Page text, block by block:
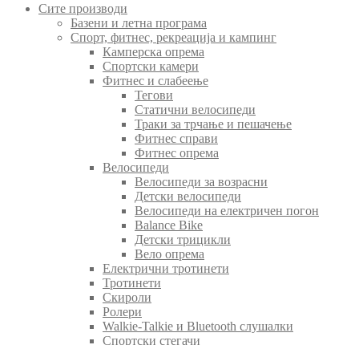
Сите производи
Базени и летна програма
Спорт, фитнес, рекреација и кампинг
Камперска опрема
Спортски камери
Фитнес и слабеење
Тегови
Статични велосипеди
Траки за трчање и пешачење
Фитнес справи
Фитнес опрема
Велосипеди
Велосипеди за возрасни
Детски велосипеди
Велосипеди на електричен погон
Balance Bike
Детски трицикли
Вело опрема
Електрични тротинети
Тротинети
Скироли
Ролери
Walkie-Talkie и Bluetooth слушалки
Спортски стегачи